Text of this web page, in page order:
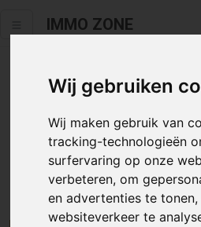
Wij gebruiken
Wij maken gebruik van
tracking-technologieën
surfervaring op onze
verbeteren, om
en advertenties te
websiteverkeer te
IMMO ZONE
Helaas staat dit
meer
Neem zeker een kijkje in ons